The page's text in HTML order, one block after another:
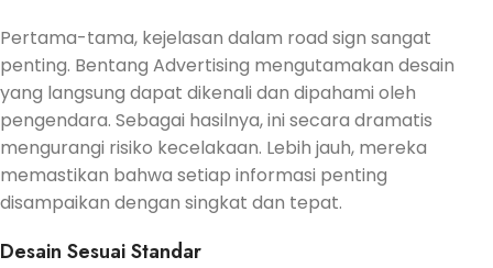
Pertama-tama, kejelasan dalam road sign sangat
penting. Bentang Advertising mengutamakan desain
yang langsung dapat dikenali dan dipahami oleh
pengendara. Sebagai hasilnya, ini secara dramatis
mengurangi risiko kecelakaan. Lebih jauh, mereka
memastikan bahwa setiap informasi penting
disampaikan dengan singkat dan tepat.
Desain Sesuai Standar